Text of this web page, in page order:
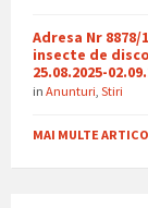
Adresa Nr
insecte de
25.08.2025-
in Anunturi Stiri
MAI MULTE